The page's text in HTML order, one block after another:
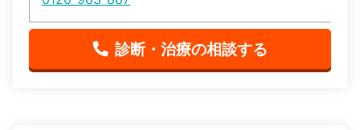
診断・治療の相談する